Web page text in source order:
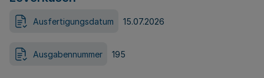
Ausfertigungsdatum 15.07.2026
Ausgabennummer 195